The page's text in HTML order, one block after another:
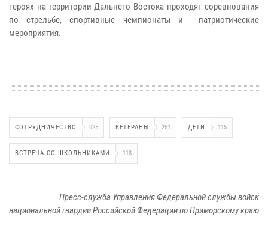
героях на территории Дальнего Востока проходят соревнования
по стрельбе, спортивные чемпионаты и патриотические
мероприятия.
СОТРУДНИЧЕСТВО 925 ВЕТЕРАНЫ 251 ДЕТИ 115
ВСТРЕЧА СО ШКОЛЬНИКАМИ 118
Пресс-служба Управления Федеральной службы войск
национальной гвардии Российской Федерации по Приморскому краю